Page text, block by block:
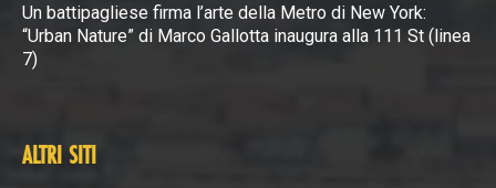
Un battipagliese firma l’arte della Metro di New York:
“Urban Nature” di Marco Gallotta inaugura alla 111 St (linea
7)
ALTRI SITI